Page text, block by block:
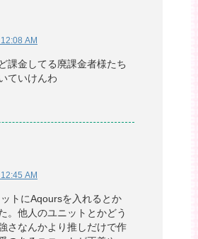
AM
課金してる廃課金者様たち
ていけんわ
AM
ットにAqoursを入れるとか
。他人のユニットとかどう
さなんかより推しだけで作